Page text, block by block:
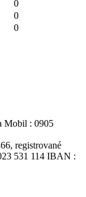
0
0
0
Mobil : 0905
registrované
531 114 IBAN :